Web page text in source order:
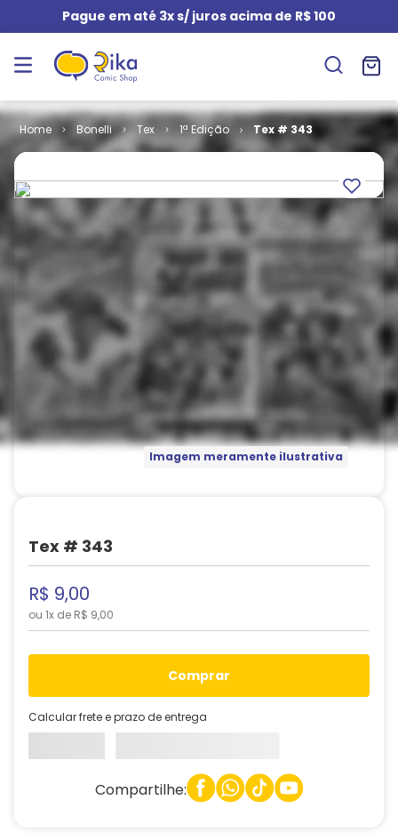
Pague em até 3x s/ juros acima de R$ 100
Bonelli Tex 1ª Edição Tex # 343
Imagem meramente ilustrativa
Tex # 343
R$ 9,00
ou 1x de R$ 9,00
comprar
Calcular frete e prazo de entrega
Compartilhe: